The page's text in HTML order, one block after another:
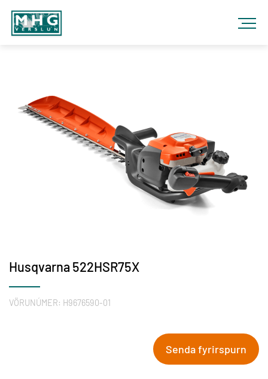
Fara
Husqvarna 522HSR75X
VÖRUNÚMER: H9676590-01
Senda fyrirspurn